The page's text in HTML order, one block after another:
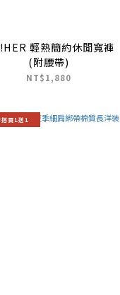
輕熟簡約休閒寬褲
(附腰帶)
NT$1,880
搭買1送1